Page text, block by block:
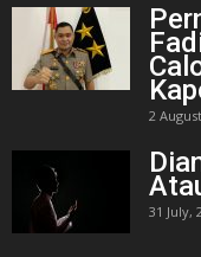
2
31 July,